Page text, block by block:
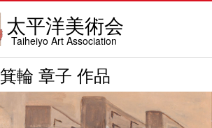
太平洋美術会
Taiheiyo Art Association
箕輪 章子 作品